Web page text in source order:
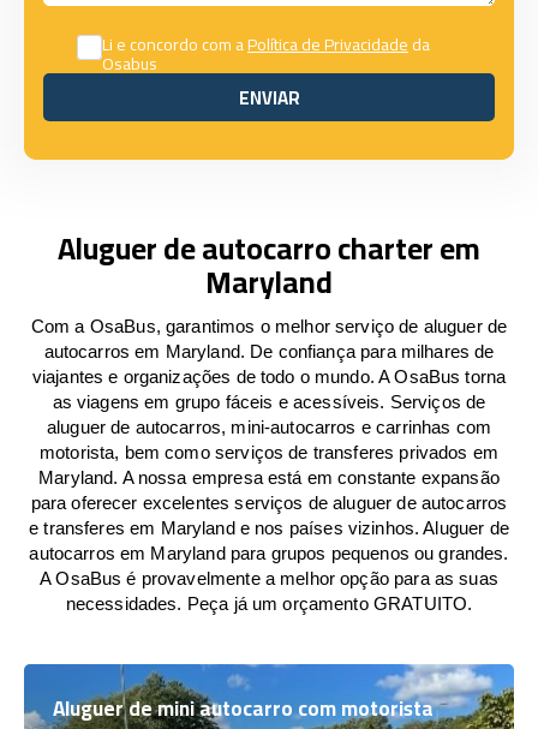
Li e concordo com aPolítica de Privacidadeda
Osabus
ENVIAR
ENVIAR
Aluguer de autocarro charter em
Maryland
Com a OsaBus, garantimos o melhor serviço de aluguer de
autocarros em Maryland. De confiança para milhares de
viajantes e organizações de todo o mundo. A OsaBus torna
as viagens em grupo fáceis e acessíveis. Serviços de
aluguer de autocarros, mini-autocarros e carrinhas com
motorista, bem como serviços de transferes privados em
Maryland. A nossa empresa está em constante expansão
para oferecer excelentes serviços de aluguer de autocarros
e transferes em Maryland e nos países vizinhos. Aluguer de
autocarros em Maryland para grupos pequenos ou grandes.
A OsaBus é provavelmente a melhor opção para as suas
necessidades. Peça já um orçamento GRATUITO.
Aluguer de mini autocarro com motorista